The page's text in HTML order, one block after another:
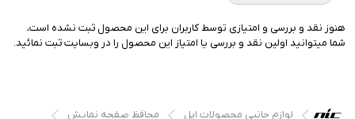
هنوز نقد و بررسی و امتیازی توسط کاربران برای این محصول ثبت نشده است،
شما میتوانید اولین نقد و بررسی یا امتیاز این محصول را در وبسایت ثبت نمائید.
لوازم جانبی محصولات اپل محافظ صفحه نمایش